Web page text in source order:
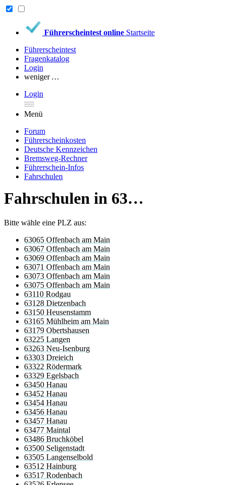
Führerscheintest online Startseite
Führerscheintest
Fragenkatalog
Login
weniger …
Login
Menü
Forum
Führerscheinkosten
Deutsche Kennzeichen
Bremsweg-Rechner
Führerschein-Infos
Fahrschulen
Fahrschulen in 63…
Bitte wähle eine PLZ aus:
63065 Offenbach am Main
63067 Offenbach am Main
63069 Offenbach am Main
63071 Offenbach am Main
63073 Offenbach am Main
63075 Offenbach am Main
63110 Rodgau
63128 Dietzenbach
63150 Heusenstamm
63165 Mühlheim am Main
63179 Obertshausen
63225 Langen
63263 Neu-Isenburg
63303 Dreieich
63322 Rödermark
63329 Egelsbach
63450 Hanau
63452 Hanau
63454 Hanau
63456 Hanau
63457 Hanau
63477 Maintal
63486 Bruchköbel
63500 Seligenstadt
63505 Langenselbold
63512 Hainburg
63517 Rodenbach